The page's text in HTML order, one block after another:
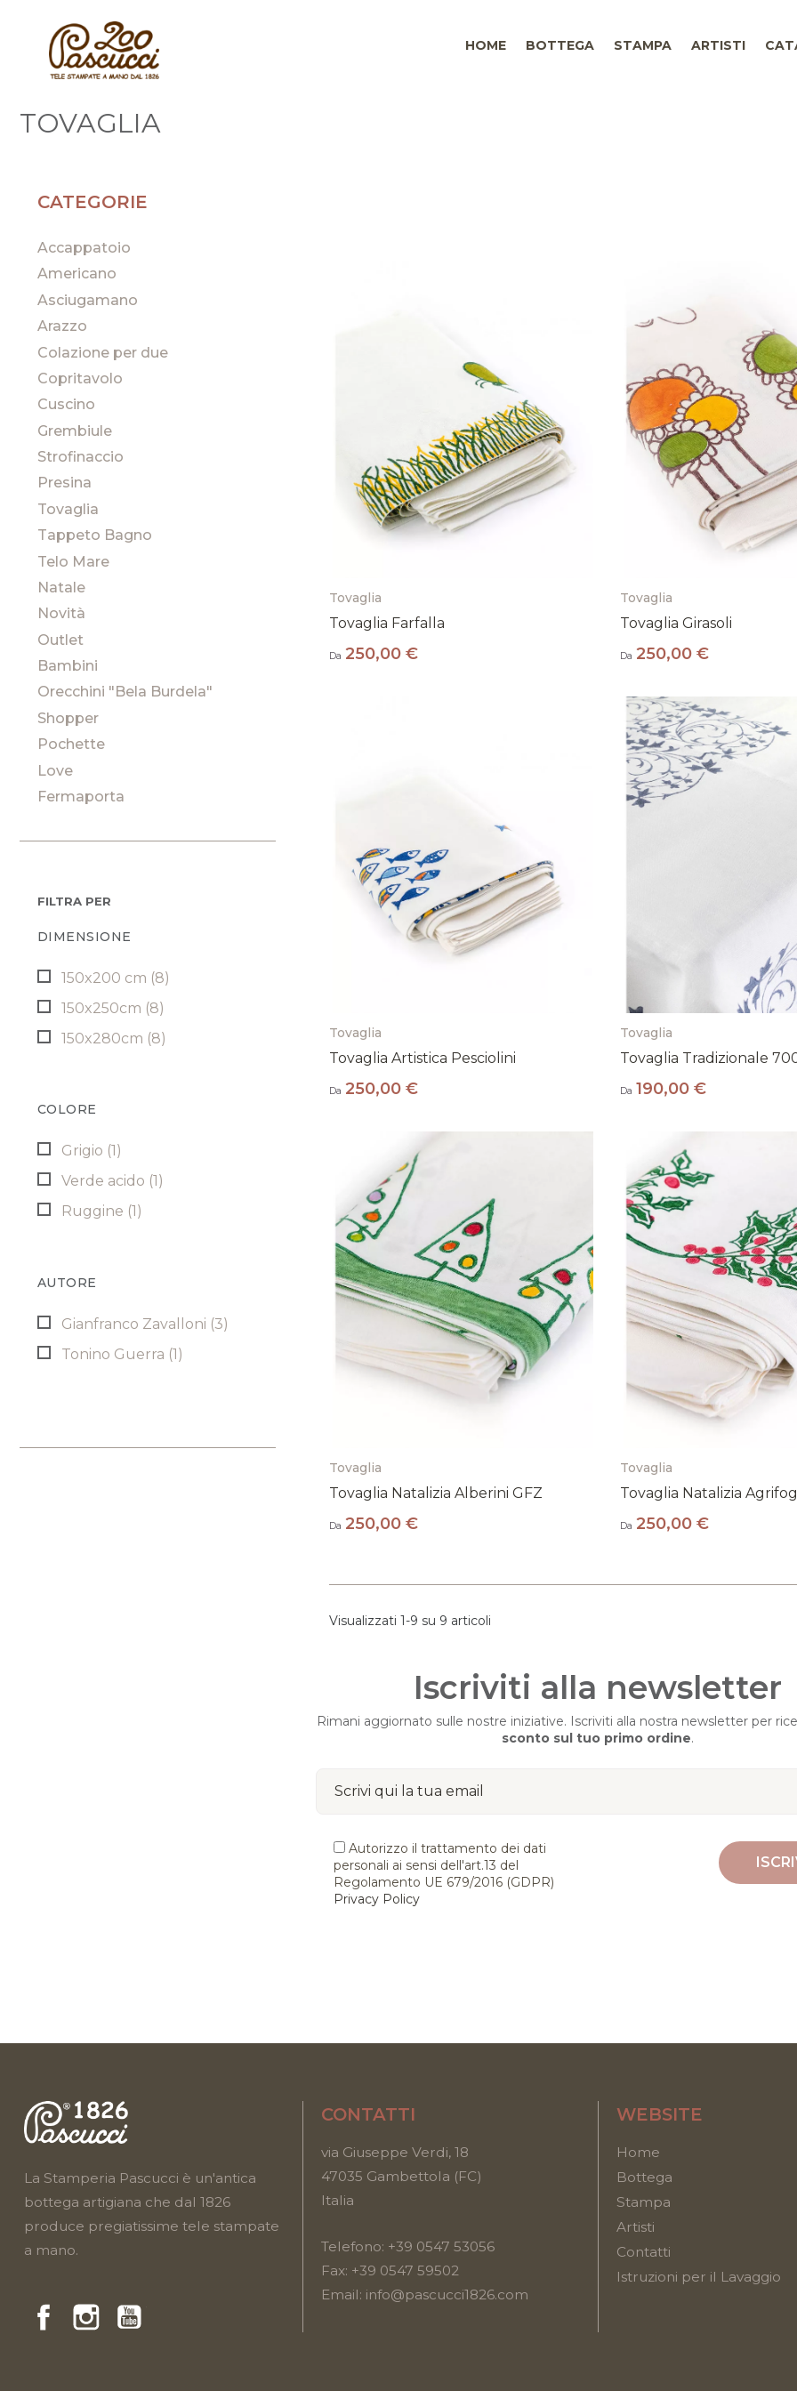
HOME BOTTEGA STAMPA ARTISTI
TOVAGLIA
CATEGORIE
Accappatoio
Americano
Asciugamano
Arazzo
Colazione per due
Copritavolo
Cuscino
Grembiule
Strofinaccio
Presina
Tovaglia
Tappeto Bagno
Telo Mare
Natale
Novità
Outlet
Bambini
Orecchini "Bela Burdela"
Shopper
Pochette
Love
Fermaporta
FILTRA PER
DIMENSIONE
150x200 cm (8)
150x250cm (8)
150x280cm (8)
COLORE
Grigio (1)
Verde acido (1)
Ruggine (1)
AUTORE
Gianfranco Zavalloni (3)
Tonino Guerra (1)
Tovaglia
Tovaglia Farfalla
Da 250,00 €
Tovaglia
Tovaglia Girasoli
Da 250,00 €
Tovaglia
Tovaglia Artistica Pesciolini
Da 250,00 €
Tovaglia
Tovaglia Tradizionale
Da 190,00 €
Tovaglia
Tovaglia Natalizia Alberini GFZ
Da 250,00 €
Tovaglia
Tovaglia Natalizia
Da 250,00 €
Visualizzati 1-9 su 9 articoli
Iscriviti alla newsletter
Rimani aggiornato sulle nostre iniziative. Iscriviti alla nostra newsletter per
sconto sul tuo primo ordine.
Autorizzo il trattamento dei dati
personali ai sensi dell'art.13 del
Regolamento UE 679/2016 (GDPR)
Privacy Policy
La Stamperia Pascucci è un'antica
bottega artigiana che dal 1826
produce pregiatissime tele stampate
a mano.
FacebookInstragram
CONTATTI
via Giuseppe Verdi, 18
47035 Gambettola (FC)
Italia
Telefono: +39 0547 53056
Fax: +39 0547 59502
Email: info@pascucci1826.com
WEBSITE
Home
Bottega
Stampa
Artisti
Contatti
Istruzioni per il Lavaggio
Iscriviti alla nostra newsletter per ricevere il
10% di sconto sul tuo primo ordine!
ISCRIVITI ORA
Resta al passo con la